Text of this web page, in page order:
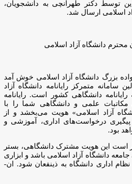
توسط دکتر طهرانچی به دانشجویان،
اسلامی ارسال شد.
محترم دانشگاه آزاد اسلامی
بزرگ دانشگاه آزاد اسلامی خوش آمد
سامانه متمرکز رایانامه دانشگاه آزاد
دانشگاهی کشور است. رایانامه
علمی و دانشگاهی شما را با
آزاد اسلامی» هویت می­‌بخشد و از
درخواست‌­های اداری، آموزشی و
بود.
است این هویت مشترک دانشگاهی، بستر
دانشگاه آزاد اسلامی باشد و ابزاری
برای شفافیت و پاسخگویی نظام اداری دانشگاه به ذینفعان شود. ان‌­